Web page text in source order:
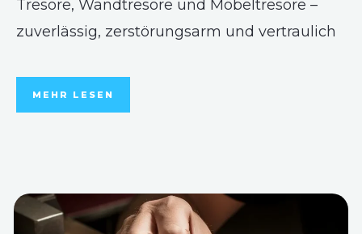
Tresore, Wandtresore und Möbeltresore –
zuverlässig, zerstörungsarm und vertraulich
MEHR LESEN